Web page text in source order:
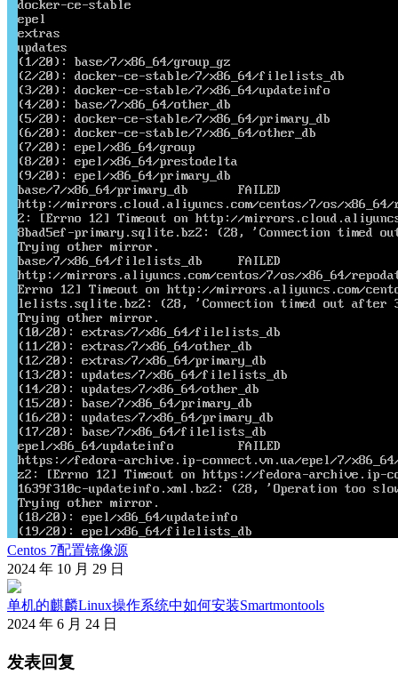
Centos 7配置镜像源
2024 年 10 月 29 日
单机的麒麟Linux操作系统中如何安装Smartmontools
2024 年 6 月 24 日
发表回复